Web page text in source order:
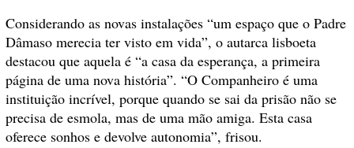
Considerando as novas instalações “um espaço que o Padre
Dâmaso merecia ter visto em vida”, o autarca lisboeta
destacou que aquela é “a casa da esperança, a primeira
página de uma nova história”. “O Companheiro é uma
instituição incrível, porque quando se sai da prisão não se
precisa de esmola, mas de uma mão amiga. Esta casa
oferece sonhos e devolve autonomia”, frisou.